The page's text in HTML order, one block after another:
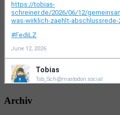
Archiv